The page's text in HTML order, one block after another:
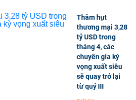
Thâm hụt
thương mại 3,28
tỷ USD trong
tháng 4, các
chuyên gia kỳ
vọng xuất siêu
sẽ quay trở lại
từ quý III